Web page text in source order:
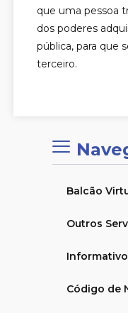
que uma pessoa
dos poderes
pública, para que
terceiro.
Balcão
Outros
Código de